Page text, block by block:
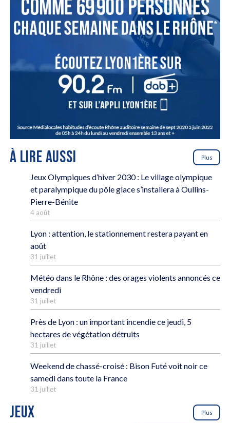
À LIRE AUSSI Plus
Jeux Olympiques d’hiver 2030 : Le village olympique
et paralympique du pôle glace s’installera à Oullins-
Pierre-Bénite
4 août
Lyon : attention, le stationnement restera payant en
août
31 juillet
Météo dans le Rhône : des orages violents annoncés ce
vendredi
31 juillet
Près de Lyon : un important incendie ce jeudi, 5
hectares de végétation détruits
31 juillet
Weekend de chassé-croisé : Bison Futé voit noir ce
samedi dans toute la France
31 juillet
JEUX Plus